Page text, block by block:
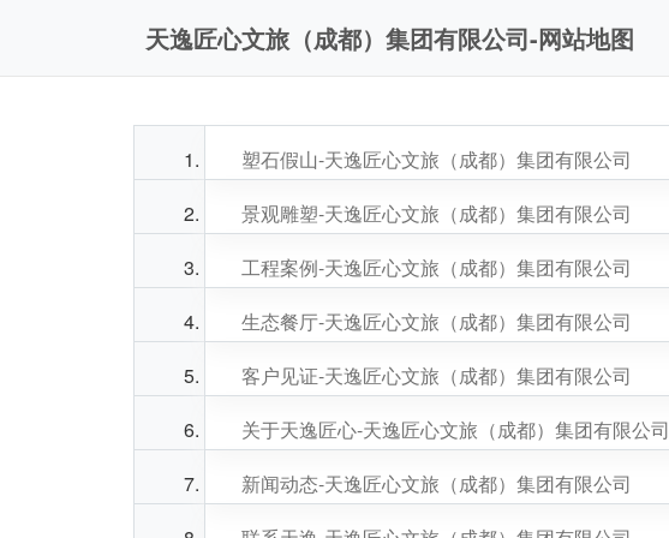
天逸匠心文旅（成都）集团有限公司-网站地图
塑石假山-天逸匠心文旅（成都）集团有限公司
景观雕塑-天逸匠心文旅（成都）集团有限公司
工程案例-天逸匠心文旅（成都）集团有限公司
生态餐厅-天逸匠心文旅（成都）集团有限公司
客户见证-天逸匠心文旅（成都）集团有限公司
关于天逸匠心-天逸匠心文旅（成都）集团有限公司
新闻动态-天逸匠心文旅（成都）集团有限公司